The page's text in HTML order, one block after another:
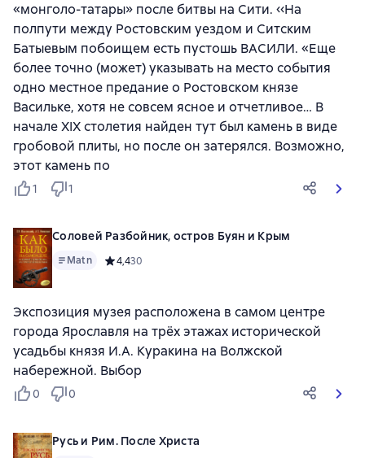
«монголо-татары» после битвы на Сити. ‹‹На
полпути между Ростовским уездом и Ситским
Батыевым побоищем есть пустошь ВАСИЛИ. «Еще
более точно (может) указывать на место события
одно местное предание о Ростовском князе
Васильке, хотя не совсем ясное и отчетливое… В
начале XIX столетия найден тут был камень в виде
гробовой плиты, но после он затерялся. Возможно,
этот камень по
1 1
Соловей Разбойник, остров Буян и Крым
Matn Средний рейтинг 4,4 на основе 30 оценок
4,430
Экспозиция музея расположена в самом центре
города Ярославля на трёх этажах исторической
усадьбы князя И.А. Куракина на Волжской
набережной. Выбор
0 0
Русь и Рим. После Христа